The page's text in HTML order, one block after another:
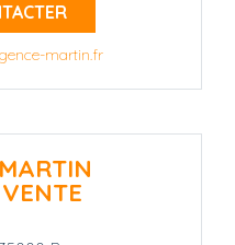
martin.fr